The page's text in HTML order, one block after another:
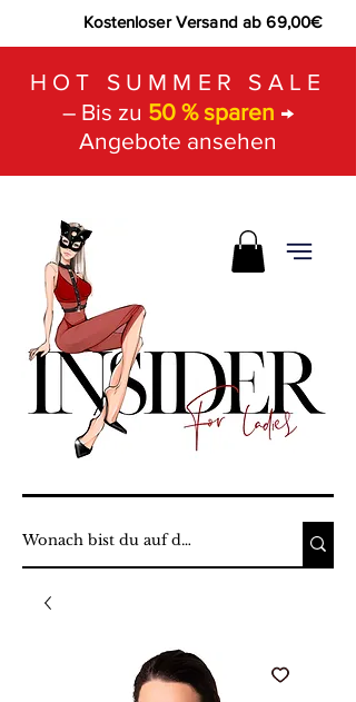
Kostenloser Versand ab 69,00€
HOT SUMMER SALE
– Bis zu 50 % sparen →
Angebote ansehen